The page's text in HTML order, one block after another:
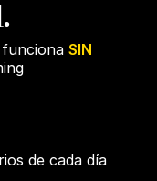
SIN
de cada día